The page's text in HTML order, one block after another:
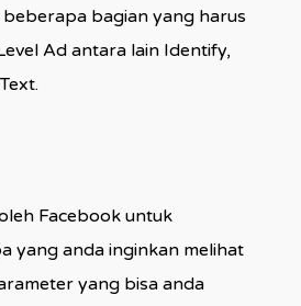
beberapa bagian yang harus
Ad antara lain Identify,
Facebook untuk
yang anda inginkan melihat
yang bisa anda